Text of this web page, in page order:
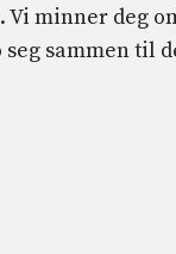
Vi minner deg
sammen til